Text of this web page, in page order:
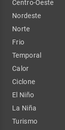
Centro-Oeste
Nordeste
Norte
Frio
Temporal
Calor
Ciclone
El Niño
La Niña
Turismo